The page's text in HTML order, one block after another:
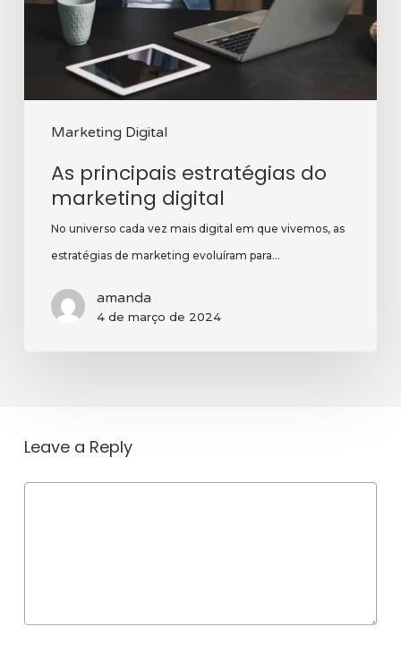
Marketing Digital
digital
As principais estratégias do
marketing digital
No universo cada vez mais digital em que vivemos, as
estratégias de marketing evoluíram para…
amanda
4 de março de 2024
Leave a Reply